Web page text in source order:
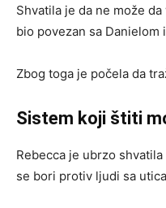
Shvatila je da ne može
bio povezan sa Danielom
Zbog toga je počela da
Sistem koji štiti
Rebecca je ubrzo
se bori protiv ljudi sa